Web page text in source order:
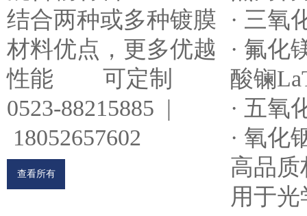
结合两种或多种镀膜
材料优点，更多优越
性能 可定制
0523-88215885 |
18052657602
查看所有
· 三氧
· 氟化
酸镧
· 五氧
· 氧化
高品质
用于